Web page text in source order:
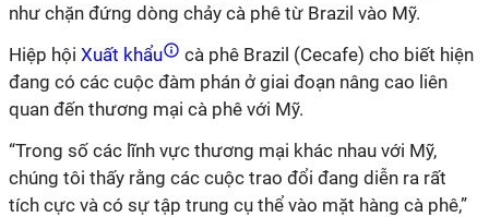
như chặn đứng dòng chảy cà phê từ Brazil vào Mỹ.
Hiệp hội Xuất khẩu
cà phê Brazil (Cecafe) cho biết hiện
đang có các cuộc đàm phán ở giai đoạn nâng cao liên
quan đến thương mại cà phê với Mỹ.
“Trong số các lĩnh vực thương mại khác nhau với Mỹ,
chúng tôi thấy rằng các cuộc trao đổi đang diễn ra rất
tích cực và có sự tập trung cụ thể vào mặt hàng cà phê,”